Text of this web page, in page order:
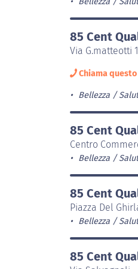
85 Cent
Via G.matteotti
Chiama
Bellezza /
85 Cent
Centro
Bellezza /
85 Cent
Piazza Del
Bellezza /
85 Cent